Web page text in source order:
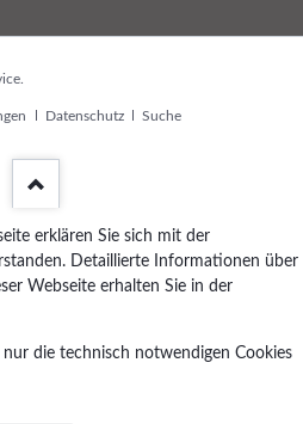
Datenschutz Suche
erklären Sie sich mit der
Detaillierte Informationen über
Webseite erhalten Sie in der
die technisch notwendigen Cookies